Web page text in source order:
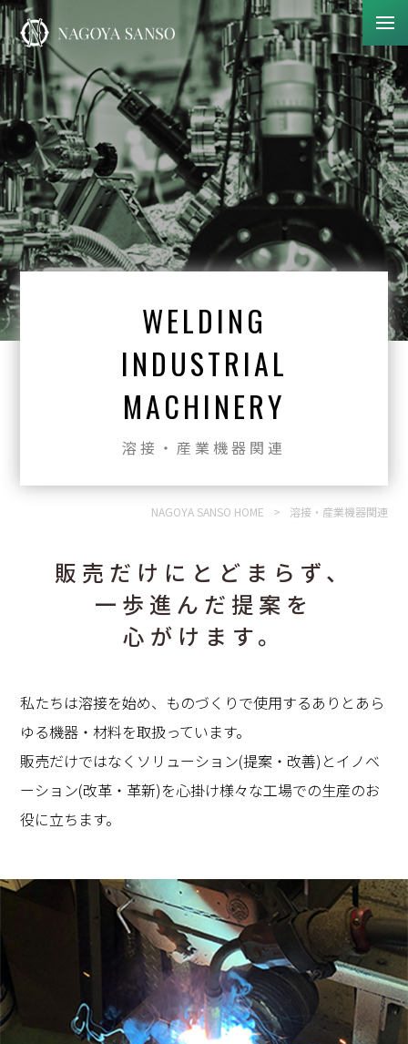
WELDING
INDUSTRIAL
MACHINERY
溶接・産業機器関連
NAGOYA SANSO HOME > 溶接・産業機器関連
販売だけにとどまらず、
一歩進んだ提案を
心がけます。
私たちは溶接を始め、ものづくりで使用するありとあら
ゆる機器・材料を取扱っています。
販売だけではなくソリューション(提案・改善)とイノベ
ーション(改革・革新)を心掛け様々な工場での生産のお
役に立ちます。